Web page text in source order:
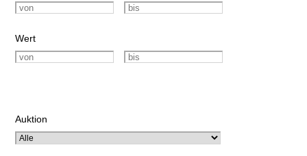
Wert
Auktion